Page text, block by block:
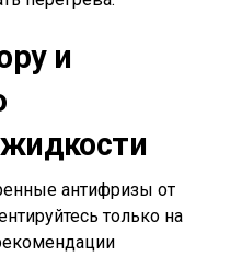
и
антифризы от
только на